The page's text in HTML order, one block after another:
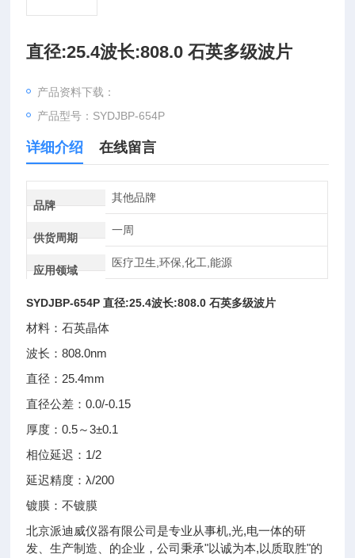
直径:25.4波长:808.0 石英多级波片
产品资料下载：
产品型号：SYDJBP-654P
详细介绍 在线留言
品牌
其他品牌
供货周期
一周
应用领域
医疗卫生,环保,化工,能源
SYDJBP-654P直径:25.4波长:808.0 石英多级波片
材料：石英晶体
波长：808.0nm
直径：25.4mm
直径公差：0.0/-0.15
厚度：0.5～3±0.1
相位延迟：1/2
延迟精度：λ/200
镀膜：不镀膜
北京派迪威仪器有限公司是专业从事机,光,电一体的研
发、生产制造、的企业，公司秉承"以诚为本,以质取胜"的